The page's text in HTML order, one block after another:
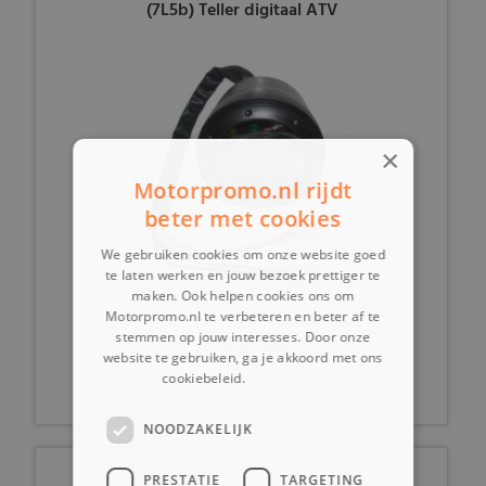
(7L5b) Teller digitaal ATV
€ 34,99
×
Motorpromo.nl rijdt
beter met cookies
We gebruiken cookies om onze website goed
te laten werken en jouw bezoek prettiger te
maken. Ook helpen cookies ons om
Motorpromo.nl te verbeteren en beter af te
stemmen op jouw interesses. Door onze
website te gebruiken, ga je akkoord met ons
cookiebeleid.
NOODZAKELIJK
PRESTATIE TARGETING